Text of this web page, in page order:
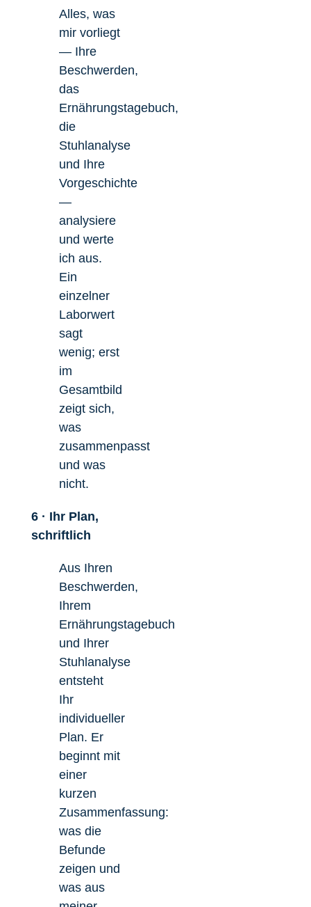
Alles, was
mir vorliegt
— Ihre
Beschwerden,
das
Ernährungstagebuch,
die
Stuhlanalyse
und Ihre
Vorgeschichte
—
analysiere
und werte
ich aus.
Ein
einzelner
Laborwert
sagt
wenig; erst
im
Gesamtbild
zeigt sich,
was
zusammenpasst
und was
nicht.
6 · Ihr Plan,
schriftlich
Aus Ihren
Beschwerden,
Ihrem
Ernährungstagebuch
und Ihrer
Stuhlanalyse
entsteht
Ihr
individueller
Plan. Er
beginnt mit
einer
kurzen
Zusammenfassung:
was die
Befunde
zeigen und
was aus